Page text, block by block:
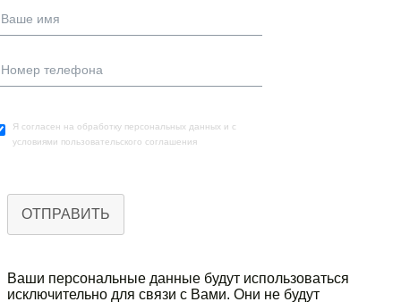
Я согласен на обработку персональных данных и с
условиями пользовательского соглашения
ОТПРАВИТЬ
Ваши персональные данныe будут использоваться
исключительно для связи с Вами. Они не будут